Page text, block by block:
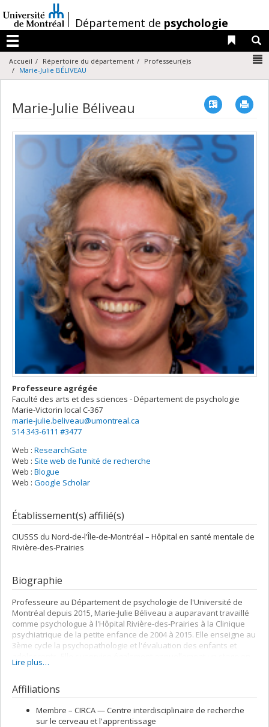
au
contenu
/Département de psychologie
Menu
Liens
Accueil Répertoire du département
Professeur(e)s
Marie-Julie BÉLIVEAU
Marie-Julie Béliveau Vcard
Professeure agrégée
Faculté des arts et des sciences - Département de psychologie
Marie-Victorin local C-367
marie-julie.beliveau@umontreal.ca
514 343-6111 #3477
Web : ResearchGate
Web : Site web de l’unité de recherche
Web : Blogue
Web : Google Scholar
Établissement(s) affilié(s)
CIUSSS du Nord-de-l'Île-de-Montréal – Hôpital en santé mentale de
Rivière-des-Prairies
Biographie
Professeure au Département de psychologie de l'Université de
Montréal depuis 2015, Marie-Julie Béliveau a auparavant travaillé
comme psychologue à l'Hôpital Rivière-des-Prairies à la Clinique
psychiatrique de la petite enfance de 2004 à 2015. Elle enseigne au
3ème cycle la psychopathologie et l'évaluation des enfants et
évaluation des enfants et des adolescents à la Clinique
Lire plus…
Affiliations
Membre – CIRCA — Centre interdisciplinaire de recherche
sur le cerveau et l'apprentissage